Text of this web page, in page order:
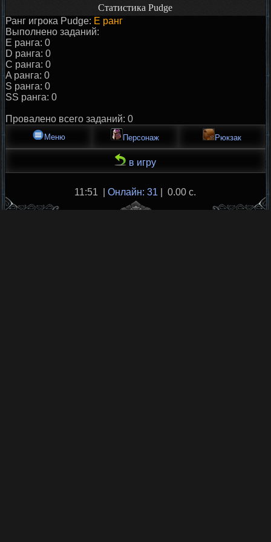
Статистика Pudge
Ранг игрока Pudge: E ранг
Выполнено заданий:
E ранга: 0
D ранга: 0
C ранга: 0
A ранга: 0
S ранга: 0
SS ранга: 0
Провалено всего заданий: 0
Меню Персонаж Рюкзак
в игру
11:51 |Онлайн: 31 | 0.00 с.